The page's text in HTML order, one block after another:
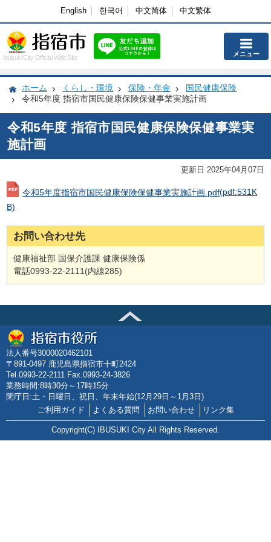
English 한국어 中文简体 中文繁体
Ibusuki City Official Web Site メニュー
ホーム くらし・環境 保険・年金
国民健康保険
令和5年度 指宿市国民健康保険保健事業実施計画
令和5年度 指宿市国民健康保険保健事業実
施計画
更新日 2025年04月07日
令和5年度指宿市国民健康保険保健事業実施計画.pdf(pdf:531K
B)
お問い合わせ先
健康福祉部 国保介護課 健康保険係
電話0993-22-2111(内線285)
法人番号3000020462101
〒891-0497 鹿児島県指宿市十町2424
Tel.0993-22-2111 Fax.0993-24-3826
業務時間:8時30分～17時15分
閉庁日:土・日曜日、祝日、年末年始(12月29日～1月3日)
ご利用ガイド
よくある質問 お問い合わせ リンク集
Copyright(C) IBUSUKI City All Rights Reserved.